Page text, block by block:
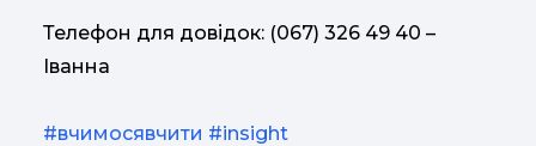
Телефон для довідок: (067) 326 49 40 –
Іванна
#вчимосявчити #insight